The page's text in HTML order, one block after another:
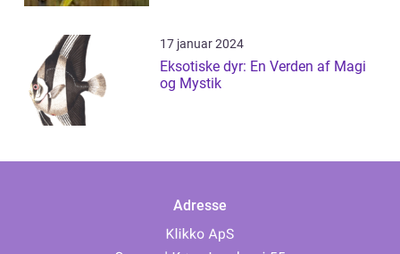
17 januar 2024
Eksotiske dyr: En Verden af Magi
og Mystik
Adresse